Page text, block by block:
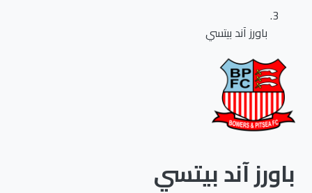
باورز آند بيتسي
باورز آند بيتسي